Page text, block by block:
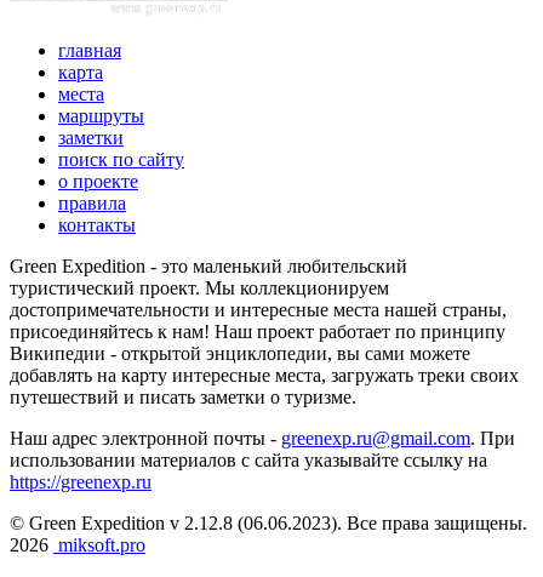
главная
карта
места
маршруты
заметки
поиск по сайту
о проекте
правила
контакты
Green Expedition - это маленький любительский
туристический проект. Мы коллекционируем
достопримечательности и интересные места нашей страны,
присоединяйтесь к нам! Наш проект работает по принципу
Википедии - открытой энциклопедии, вы сами можете
добавлять на карту интересные места, загружать треки своих
путешествий и писать заметки о туризме.
Наш адрес электронной почты - greenexp.ru@gmail.com. При
использовании материалов с сайта указывайте ссылку на
https://greenexp.ru
© Green Expedition v 2.12.8 (06.06.2023). Все права защищены.
2026 miksoft.pro